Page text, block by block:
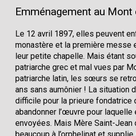
Emménagement au
Le 12 avril 1897, elles peuvent
monastère et la première messe
leur petite chapelle. Mais étant
patriarche grec et mal vues par
patriarche latin, les sœurs se
ans sans aumônier ! La situation
difficile pour la prieure fondatrice
abandonner l’œuvre pour
envoyées. Mais Mère Saint-Jean